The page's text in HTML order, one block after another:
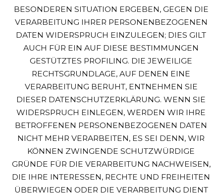
BESONDEREN SITUATION ERGEBEN, GEGEN DIE
VERARBEITUNG IHRER PERSONENBEZOGENEN
DATEN WIDERSPRUCH EINZULEGEN; DIES GILT
AUCH FÜR EIN AUF DIESE BESTIMMUNGEN
GESTÜTZTES PROFILING. DIE JEWEILIGE
RECHTSGRUNDLAGE, AUF DENEN EINE
VERARBEITUNG BERUHT, ENTNEHMEN SIE
DIESER DATENSCHUTZERKLÄRUNG. WENN SIE
WIDERSPRUCH EINLEGEN, WERDEN WIR IHRE
BETROFFENEN PERSONENBEZOGENEN DATEN
NICHT MEHR VERARBEITEN, ES SEI DENN, WIR
KÖNNEN ZWINGENDE SCHUTZWÜRDIGE
GRÜNDE FÜR DIE VERARBEITUNG NACHWEISEN,
DIE IHRE INTERESSEN, RECHTE UND FREIHEITEN
ÜBERWIEGEN ODER DIE VERARBEITUNG DIENT